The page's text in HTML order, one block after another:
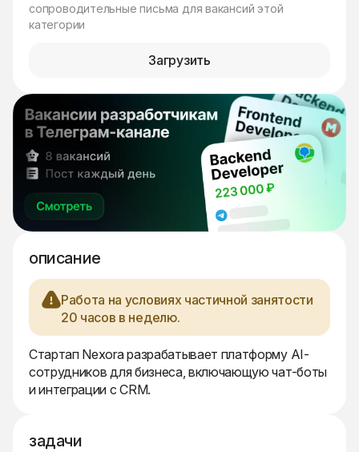
сопроводительные письма для вакансий этой
категории
Загрузить
описание
Работа на условиях частичной занятости
20 часов в неделю.
Стартап Nexora разрабатывает платформу AI-
сотрудников для бизнеса, включающую чат-боты
и интеграции с CRM.
задачи